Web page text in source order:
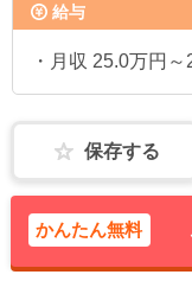
給与
・月収 25.0万円
保存する
かんたん無料